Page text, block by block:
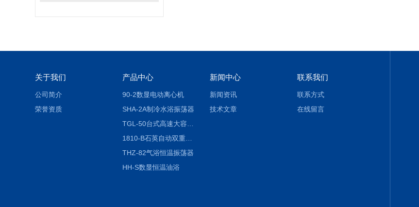
关于我们
公司简介
荣誉资质
产品中心
90-2数显电动离心机
SHA-2A制冷水浴振荡器
1810-B石英自动双重纯水蒸馏水器
THZ-82气浴恒温振荡器
HH-S数显恒温油浴
新闻中心
新闻资讯
技术文章
联系我们
联系方式
在线留言